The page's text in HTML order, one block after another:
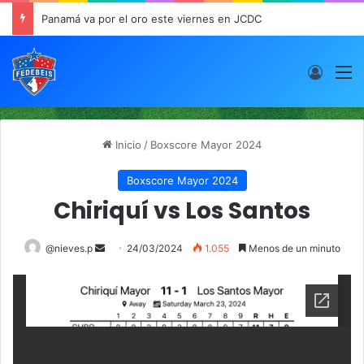
Panamá va por el oro este viernes en JCDC
Inicio / Boxscore Mayor 2024
Boxscore Mayor 2024
Chiriquí vs Los Santos
@nieves.p
S
n
a
24/03/2024 1.055 Menos de un minuto